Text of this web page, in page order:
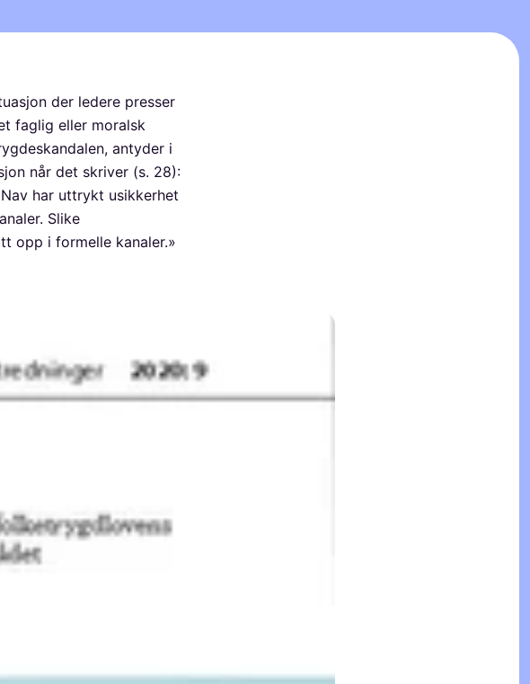
der ledere presser
faglig eller moralsk
antyder i
når det skriver (s. 28):
har uttrykt usikkerhet
Slike
opp i formelle kanaler.»